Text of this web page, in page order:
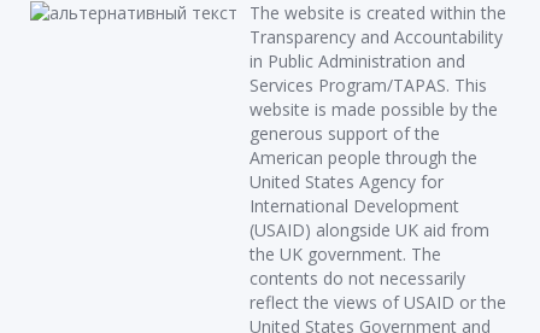
The website is created within the
Transparency and Accountability
in Public Administration and
Services Program/TAPAS. This
website is made possible by the
generous support of the
American people through the
United States Agency for
International Development
(USAID) alongside UK aid from
the UK government. The
contents do not necessarily
reflect the views of USAID or the
United States Government and